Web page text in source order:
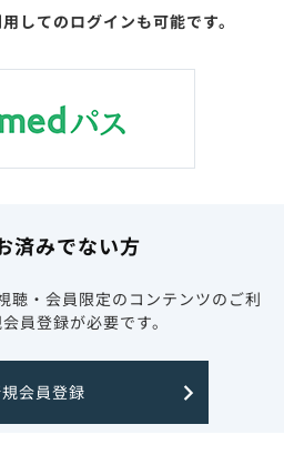
してのログインも可能です。
済みでない方
聴・会員限定のコンテンツのご利
員登録が必要です。
会員登録